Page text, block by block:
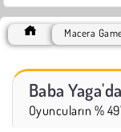
Macera
Baba
Oyuncuların %